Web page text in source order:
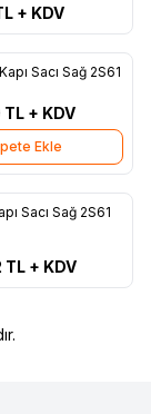
+ KDV
Ekle
Sacı Sağ 2S61
TL + KDV
Ekle
Ekle
Sacı Sağ 2S61
TL + KDV